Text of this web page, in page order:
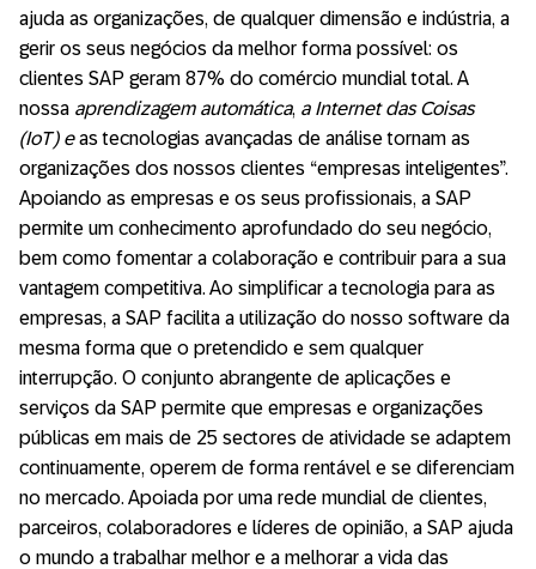
ajuda as organizações, de qualquer dimensão e indústria, a
gerir os seus negócios da melhor forma possível: os
clientes SAP geram 87% do comércio mundial total. A
nossa aprendizagem automática, a Internet das Coisas
(IoT) eas tecnologias avançadas de análise tornam as
organizações dos nossos clientes “empresas inteligentes”.
Apoiando as empresas e os seus profissionais, a SAP
permite um conhecimento aprofundado do seu negócio,
bem como fomentar a colaboração e contribuir para a sua
vantagem competitiva. Ao simplificar a tecnologia para as
empresas, a SAP facilita a utilização do nosso software da
mesma forma que o pretendido e sem qualquer
interrupção. O conjunto abrangente de aplicações e
serviços da SAP permite que empresas e organizações
públicas em mais de 25 sectores de atividade se adaptem
continuamente, operem de forma rentável e se diferenciam
no mercado. Apoiada por uma rede mundial de clientes,
parceiros, colaboradores e líderes de opinião, a SAP ajuda
o mundo a trabalhar melhor e a melhorar a vida das